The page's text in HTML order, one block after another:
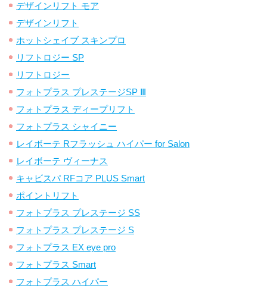
デザインリフト モア
デザインリフト
ホットシェイブ スキンプロ
リフトロジー SP
リフトロジー
フォトプラス プレステージSP Ⅲ
フォトプラス ディープリフト
フォトプラス シャイニー
レイボーテ Rフラッシュ ハイパー for Salon
レイボーテ ヴィーナス
キャビスパ RFコア PLUS Smart
ポイントリフト
フォトプラス プレステージ SS
フォトプラス プレステージ S
フォトプラス EX eye pro
フォトプラス Smart
フォトプラス ハイパー